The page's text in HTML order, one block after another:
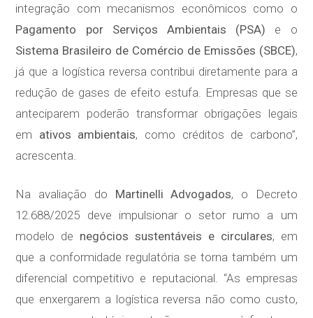
integração com mecanismos econômicos como o
Pagamento por Serviços Ambientais (PSA) e o
Sistema Brasileiro de Comércio de Emissões (SBCE),
já que a logística reversa contribui diretamente para a
redução de gases de efeito estufa. Empresas que se
anteciparem poderão transformar obrigações legais
em ativos ambientais, como créditos de carbono”,
acrescenta.
Na avaliação do Martinelli Advogados, o Decreto
12.688/2025 deve impulsionar o setor rumo a um
modelo de negócios sustentáveis e circulares, em
que a conformidade regulatória se torna também um
diferencial competitivo e reputacional. “As empresas
que enxergarem a logística reversa não como custo,